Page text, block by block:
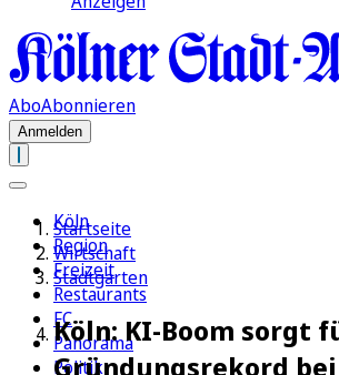
AboAbonnieren
Anmelden
Köln
Region
Freizeit
Restaurants
FC
Panorama
Politik
Startseite
Wirtschaft
Stadtgarten
Köln: KI-Boom sorgt
Gründungsrekord